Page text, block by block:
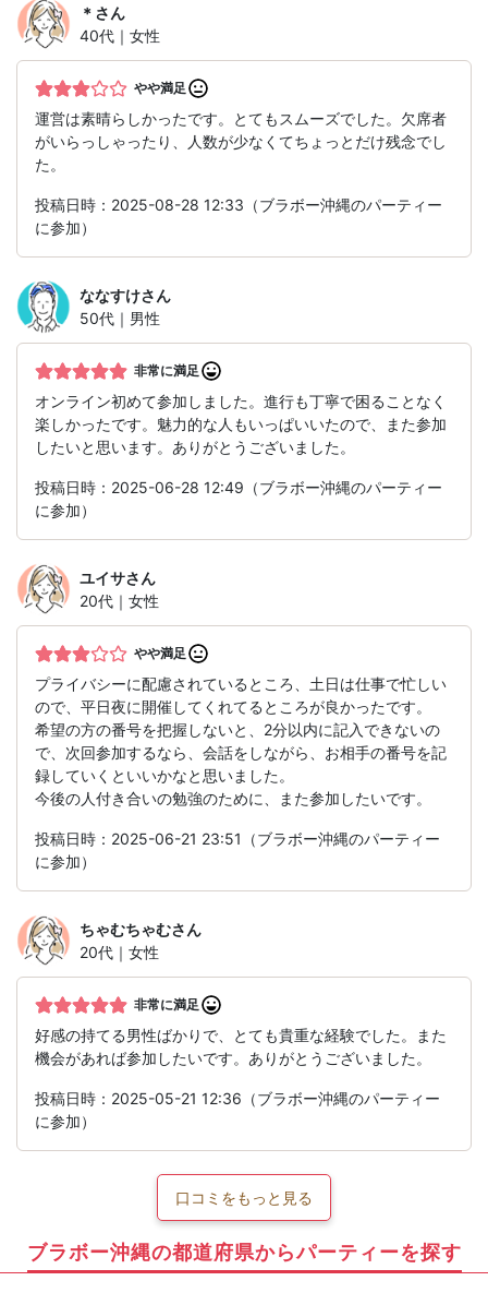
＊ さん
40代｜女性
やや満足
運営は素晴らしかったです。とてもスムーズでした。欠席者
がいらっしゃったり、人数が少なくてちょっとだけ残念でし
た。
投稿日時：2025-08-28 12:33（ブラボー沖縄のパーティー
に参加）
ななすけさん
50代｜男性
非常に満足
オンライン初めて参加しました。進行も丁寧で困ることなく
楽しかったです。魅力的な人もいっぱいいたので、また参加
したいと思います。ありがとうございました。
投稿日時：2025-06-28 12:49（ブラボー沖縄のパーティー
に参加）
ユイサさん
20代｜女性
やや満足
プライバシーに配慮されているところ、土日は仕事で忙しい
ので、平日夜に開催してくれてるところが良かったです。
希望の方の番号を把握しないと、2分以内に記入できないの
で、次回参加するなら、会話をしながら、お相手の番号を記
録していくといいかなと思いました。
今後の人付き合いの勉強のために、また参加したいです。
投稿日時：2025-06-21 23:51（ブラボー沖縄のパーティー
に参加）
ちゃむちゃむさん
20代｜女性
非常に満足
好感の持てる男性ばかりで、とても貴重な経験でした。また
機会があれば参加したいです。ありがとうございました。
投稿日時：2025-05-21 12:36（ブラボー沖縄のパーティー
に参加）
口コミをもっと見る
ブラボー沖縄の都道府県からパーティーを探す